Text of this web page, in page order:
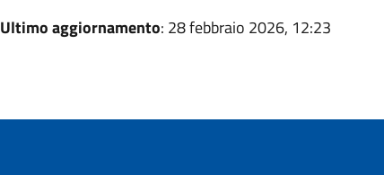
Ultimo aggiornamento: 28 febbraio 2026, 12:23